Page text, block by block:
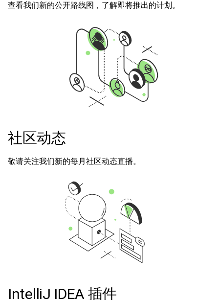
查看我们新的公开路线图，了解即将推出的计划。
社区动态
敬请关注我们新的每月社区动态直播。
IntelliJ IDEA 插件